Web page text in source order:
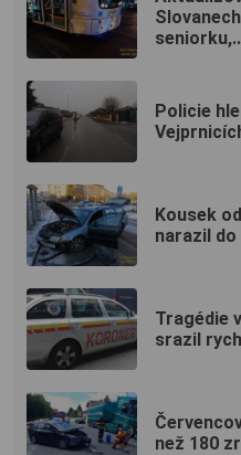
Policie
Kousek
narazil
Tragédie
srazil
než 180